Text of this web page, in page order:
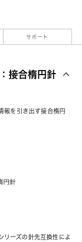
サポート
接合楕円針
を引き出す接合楕円
ーズの針先互換性によ